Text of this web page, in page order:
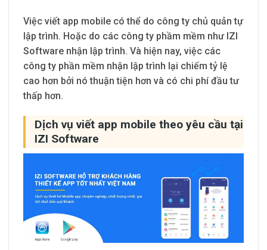
Việc viết app mobile có thể do công ty chủ quản tự
lập trình. Hoặc do các công ty phầm mềm như IZI
Software nhận lập trình. Và hiện nay, việc các
công ty phần mềm nhận lập trình lại chiếm tỷ lệ
cao hơn bởi nó thuận tiện hơn và có chi phí đầu tư
thấp hơn.
Dịch vụ viết app mobile theo yêu cầu tại
IZI Software